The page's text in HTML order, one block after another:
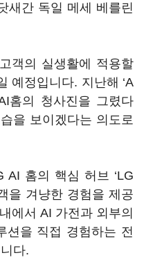
새간 독일 메세 베를린
객의 실생활에 적용할
예정입니다. 지난해 ‘A
홈의 청사진을 그렸다
을 보이겠다는 의도로
AI 홈의 핵심 허브 ‘LG
을 겨냥한 경험을 제공
에서 AI 가전과 외부의
션을 직접 경험하는 전
다.